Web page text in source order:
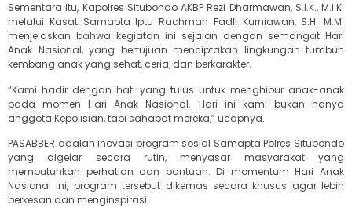
Sementara itu, Kapolres Situbondo AKBP Rezi Dharmawan, S.I.K., M.I.K.
melalui Kasat Samapta Iptu Rachman Fadli Kurniawan, S.H. M.M.
menjelaskan bahwa kegiatan ini sejalan dengan semangat Hari
Anak Nasional, yang bertujuan menciptakan lingkungan tumbuh
kembang anak yang sehat, ceria, dan berkarakter.
“Kami hadir dengan hati yang tulus untuk menghibur anak-anak
pada momen Hari Anak Nasional. Hari ini kami bukan hanya
anggota Kepolisian, tapi sahabat mereka,” ucapnya.
PASABBER adalah inovasi program sosial Samapta Polres Situbondo
yang digelar secara rutin, menyasar masyarakat yang
membutuhkan perhatian dan bantuan. Di momentum Hari Anak
Nasional ini, program tersebut dikemas secara khusus agar lebih
berkesan dan menginspirasi.